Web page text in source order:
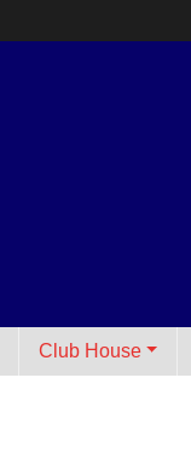
Club House